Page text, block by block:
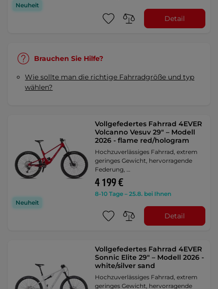
Neuheit
Detail
Brauchen Sie Hilfe?
Wie sollte man die richtige Fahrradgröße und typ
wählen?
Neuheit
Vollgefedertes Fahrrad 4EVER
Volcanno Vesuv 29" – Modell
2026 - flame red/hologram
Hochzuverlässiges Fahrrad, extrem
geringes Gewicht, hervorragende
Federung, …
4 199 €
8-10 Tage – 25.8. bei Ihnen
Detail
Vollgefedertes Fahrrad 4EVER
Sonnic Elite 29" – Modell 2026 -
white/silver sand
Hochzuverlässiges Fahrrad, extrem
geringes Gewicht, hervorragende